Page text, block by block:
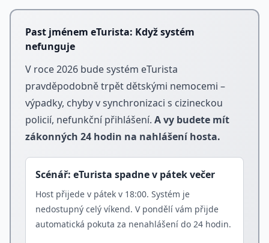
Past jménem eTurista: Když systém
nefunguje
V roce 2026 bude systém eTurista
pravděpodobně trpět dětskými nemocemi –
výpadky, chyby v synchronizaci s cizineckou
policií, nefunkční přihlášení. A vy budete mít
zákonných 24 hodin na nahlášení hosta.
Scénář: eTurista spadne v pátek večer
Host přijede v pátek v 18:00. Systém je
nedostupný celý víkend. V pondělí vám přijde
automatická pokuta za nenahlášení do 24 hodin.